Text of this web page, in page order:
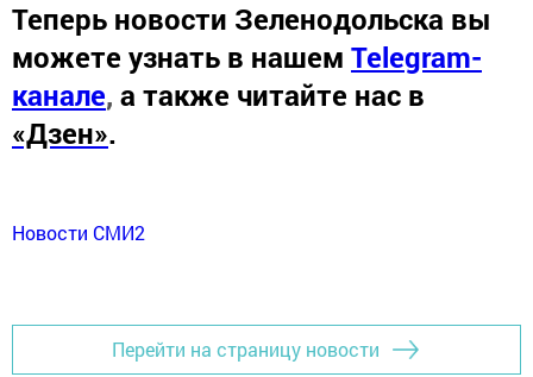
Теперь новости Зеленодольска вы
можете узнать в нашем Telegram-
канале, а также читайте нас в
«Дзен».
Новости СМИ2
Перейти на страницу новости